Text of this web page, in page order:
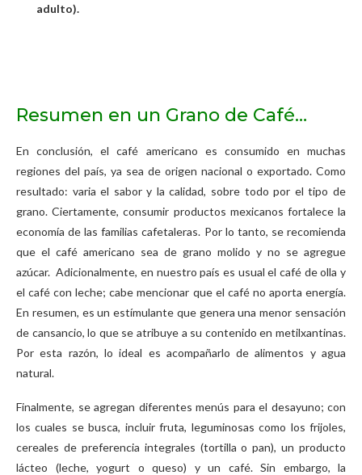
adulto).
Resumen en un Grano de Café…
En conclusión, el café americano es consumido en muchas
regiones del país, ya sea de origen nacional o exportado. Como
resultado: varia el sabor y la calidad, sobre todo por el tipo de
grano. Ciertamente, consumir productos mexicanos fortalece la
economía de las familias cafetaleras. Por lo tanto, se recomienda
que el café americano sea de grano molido y no se agregue
azúcar. Adicionalmente, en nuestro país es usual el café de olla y
el café con leche; cabe mencionar que el café no aporta energía.
En resumen, es un estímulante que genera una menor sensación
de cansancio, lo que se atribuye a su contenido en metilxantinas.
Por esta razón, lo ideal es acompañarlo de alimentos y agua
natural.
Finalmente, se agregan diferentes menús para el desayuno; con
los cuales se busca, incluir fruta, leguminosas como los frijoles,
cereales de preferencia integrales (tortilla o pan), un producto
lácteo (leche, yogurt o queso) y un café. Sin embargo, la